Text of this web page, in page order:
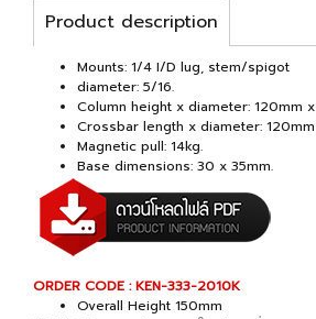
Product description
Mounts: 1/4 I/D lug, stem/spigot
diameter: 5/16.
Column height x diameter: 120mm x
Crossbar length x diameter:
Magnetic pull: 14kg.
Base dimensions: 30 x 35mm.
ORDER CODE : KEN-333-2010K
Overall Height 150mm